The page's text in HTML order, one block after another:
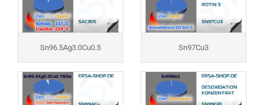
Sn96.5Ag3.0Cu0.5 Sn97Cu3